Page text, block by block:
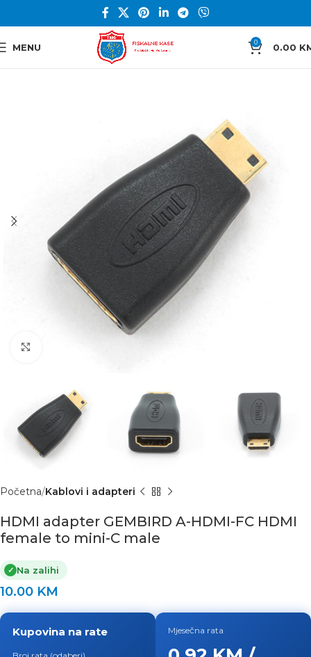
MENU 0 0.00
Početna Kablovi i adapteri
HDMI adapter GEMBIRD A-HDMI-FC HDMI
female to mini-C male
✓ Na zalihi
10.00 KM
Kupovina na rate Mjesečna rata